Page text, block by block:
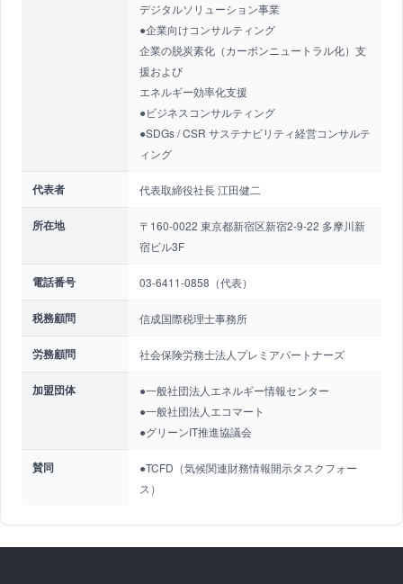
デジタルソリューション事業
●企業向けコンサルティング
企業の脱炭素化（カーボンニュートラル化）支
援および
エネルギー効率化支援
●ビジネスコンサルティング
●SDGs / CSR サステナビリティ経営コンサルテ
ィング
代表者 代表取締役社長 江田健二
所在地
〒160-0022 東京都新宿区新宿2-9-22 多摩川新
宿ビル3F
電話番号 03-6411-0858（代表）
税務顧問 信成国際税理士事務所
労務顧問 社会保険労務士法人プレミアパートナーズ
加盟団体
●一般社団法人エネルギー情報センター
●一般社団法人エコマート
●グリーンIT推進協議会
賛同
●TCFD（気候関連財務情報開示タスクフォー
ス）